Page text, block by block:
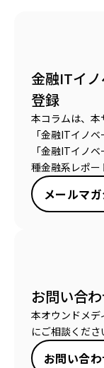
金融ITイノ
登録
本コラムは、
「金融ITイノ
「金融ITイノ
種金融系レポー
メールマ
お問い合
本オウンドメ
にご相談くださ
お問い合